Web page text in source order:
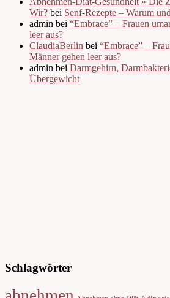
Wir? bei Senf-Rezepte – Warum
admin bei “Embrace” – Frauen
leer aus?
ClaudiaBerlin bei “Embrace” –
Männer gehen leer aus?
admin bei Darmgehirn,
Übergewicht
Schlagwörter